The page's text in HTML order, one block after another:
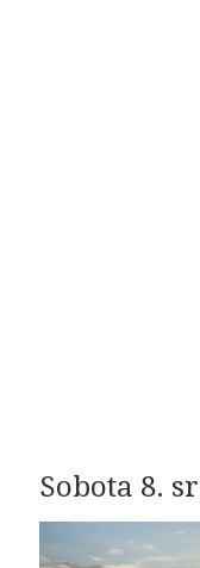
Sobota 8.